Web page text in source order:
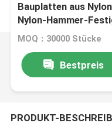
Bauplatten aus
Nylon-Hammer-
MOQ：30000 Stücke
Bestpreis
PRODUKT-